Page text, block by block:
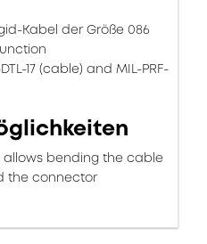
Kabel der Größe 086
17 (cable) and MIL-PRF-
bending the cable
the connector